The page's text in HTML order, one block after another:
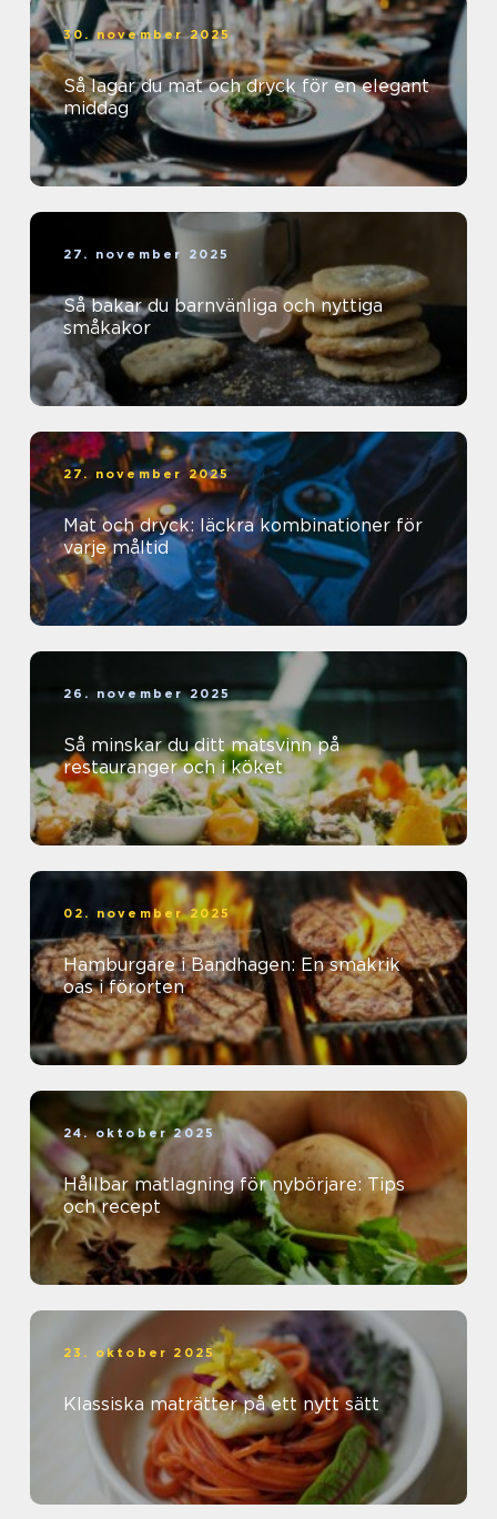
30. november 2025
Så lagar du mat och dryck för en elegant
middag
27. november 2025
Så bakar du barnvänliga och nyttiga
småkakor
27. november 2025
Mat och dryck: läckra kombinationer för
varje måltid
26. november 2025
Så minskar du ditt matsvinn på
restauranger och i köket
02. november 2025
Hamburgare i Bandhagen: En smakrik
oas i förorten
24. oktober 2025
Hållbar matlagning för nybörjare: Tips
och recept
23. oktober 2025
Klassiska maträtter på ett nytt sätt